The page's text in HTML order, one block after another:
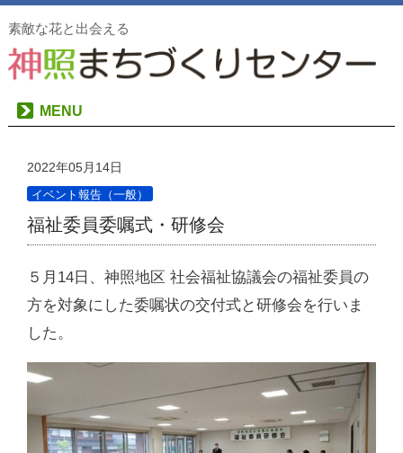
素敵な花と出会える
MENU
2022年05月14日
イベント報告（一般）
福祉委員委嘱式・研修会
５月14日、神照地区 社会福祉協議会の福祉委員の
方を対象にした委嘱状の交付式と研修会を行いま
した。